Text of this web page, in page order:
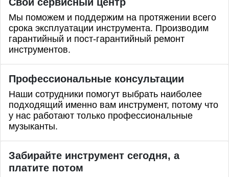
Мы поможем и поддержим на протяжении всего
срока эксплуатации инструмента. Производим
гарантийный и пост-гарантийный ремонт
инструментов.
Профессиональные консультации
Наши сотрудники помогут выбрать наиболее
подходящий именно вам инструмент, потому что
у нас работают только профессиональные
музыканты.
Забирайте инструмент сегодня, а
платите потом